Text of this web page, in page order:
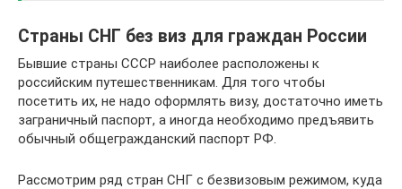
Страны СНГ без виз для граждан России
Бывшие страны СССР наиболее расположены к
российским путешественникам. Для того чтобы
посетить их, не надо оформлять визу, достаточно иметь
заграничный паспорт, а иногда необходимо предъявить
обычный общегражданский паспорт РФ.
Рассмотрим ряд стран СНГ с безвизовым режимом, куда